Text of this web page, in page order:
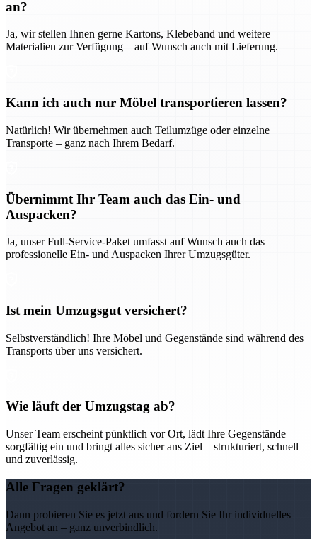
an?
Ja, wir stellen Ihnen gerne Kartons, Klebeband und weitere
Materialien zur Verfügung – auf Wunsch auch mit Lieferung.
Kann ich auch nur Möbel transportieren lassen?
Natürlich! Wir übernehmen auch Teilumzüge oder einzelne
Transporte – ganz nach Ihrem Bedarf.
Übernimmt Ihr Team auch das Ein- und
Auspacken?
Ja, unser Full-Service-Paket umfasst auf Wunsch auch das
professionelle Ein- und Auspacken Ihrer Umzugsgüter.
Ist mein Umzugsgut versichert?
Selbstverständlich! Ihre Möbel und Gegenstände sind während des
Transports über uns versichert.
Wie läuft der Umzugstag ab?
Unser Team erscheint pünktlich vor Ort, lädt Ihre Gegenstände
sorgfältig ein und bringt alles sicher ans Ziel – strukturiert, schnell
und zuverlässig.
Alle Fragen geklärt?
Dann probieren Sie es jetzt aus und fordern Sie Ihr individuelles
Angebot an – ganz unverbindlich.